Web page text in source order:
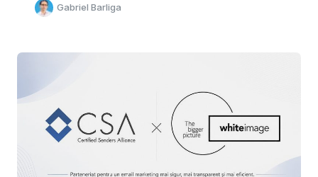
Gabriel Barliga